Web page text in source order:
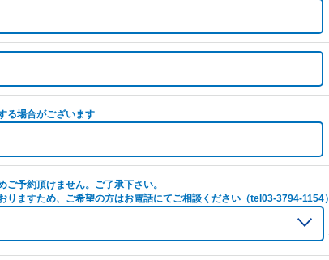
る場合がございます
予約頂けません。ご了承下さい。
ますため、ご希望の方はお電話にてご相談ください（tel03-3794-1154）